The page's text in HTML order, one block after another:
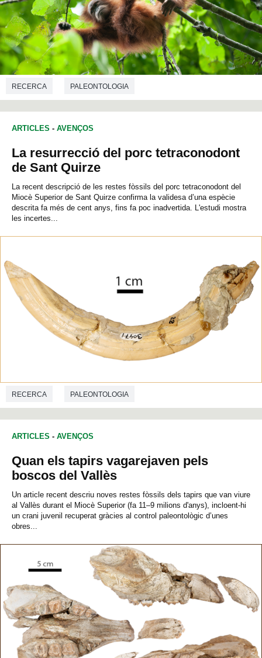
RECERCA PALEONTOLOGIA
ARTICLES - AVENÇOS
La resurrecció del porc tetraconodont
de Sant Quirze
La recent descripció de les restes fòssils del porc tetraconodont del
Miocè Superior de Sant Quirze confirma la validesa d’una espècie
descrita fa més de cent anys, fins fa poc inadvertida. L'estudi mostra
les incertes...
RECERCA PALEONTOLOGIA
ARTICLES - AVENÇOS
Quan els tapirs vagarejaven pels
boscos del Vallès
Un article recent descriu noves restes fòssils dels tapirs que van viure
al Vallès durant el Miocè Superior (fa 11–9 milions d'anys), incloent-hi
un crani juvenil recuperat gràcies al control paleontològic d’unes
obres...